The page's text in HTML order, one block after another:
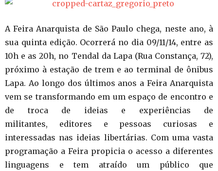
A Feira Anarquista de São Paulo chega, neste ano, à
sua quinta edição. Ocorrerá no dia 09/11/14, entre as
10h e as 20h, no Tendal da Lapa (Rua Constança, 72),
próximo à estação de trem e ao terminal de ônibus
Lapa. Ao longo dos últimos anos a Feira Anarquista
vem se transformando em um espaço de encontro e
de troca de ideias e experiências de
militantes, editores e pessoas curiosas e
interessadas nas ideias libertárias. Com uma vasta
programação a Feira propicia o acesso a diferentes
linguagens e tem atraído um público que